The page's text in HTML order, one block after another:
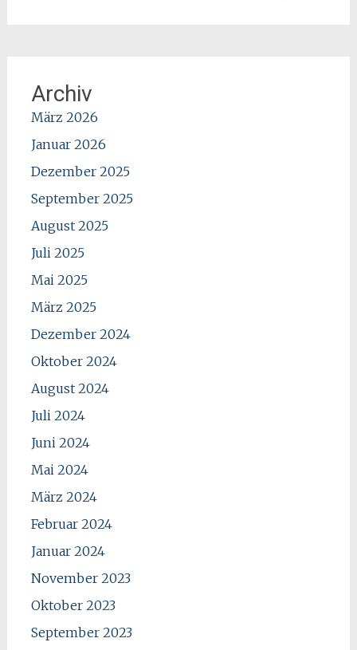
Archiv
März 2026
Januar 2026
Dezember 2025
September 2025
August 2025
Juli 2025
Mai 2025
März 2025
Dezember 2024
Oktober 2024
August 2024
Juli 2024
Juni 2024
Mai 2024
März 2024
Februar 2024
Januar 2024
November 2023
Oktober 2023
September 2023